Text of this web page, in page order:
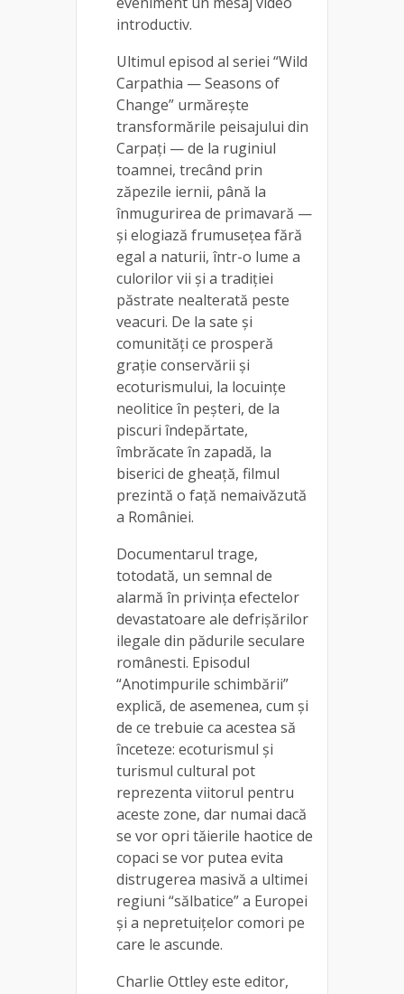
introductiv.
Ultimul episod al seriei “Wild
Carpathia — Seasons of
Change” urmărește
transformările peisajului din
Carpați — de la ruginiul
toamnei, trecând prin
zăpezile iernii, până la
înmugurirea de primavară —
și elogiază frumusețea fără
egal a naturii, într-o lume a
culorilor vii și a tradiției
păstrate nealterată peste
veacuri. De la sate și
comunități ce prosperă
grație conservării și
ecoturismului, la locuințe
neolitice în peșteri, de la
piscuri îndepărtate,
îmbrăcate în zapadă, la
biserici de gheață, filmul
prezintă o față nemaivăzută
a României.
Documentarul trage,
totodată, un semnal de
alarmă în privința efectelor
devastatoare ale defrișărilor
ilegale din pădurile seculare
românesti. Episodul
“Anotimpurile schimbării”
explică, de asemenea, cum și
de ce trebuie ca acestea să
înceteze: ecoturismul și
turismul cultural pot
reprezenta viitorul pentru
aceste zone, dar numai dacă
se vor opri tăierile haotice de
copaci se vor putea evita
distrugerea masivă a ultimei
regiuni “sălbatice” a Europei
și a nepretuițelor comori pe
care le ascunde.
Charlie Ottley este editor,